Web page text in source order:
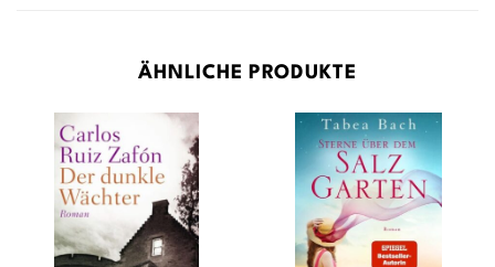
ÄHNLICHE PRODUKTE